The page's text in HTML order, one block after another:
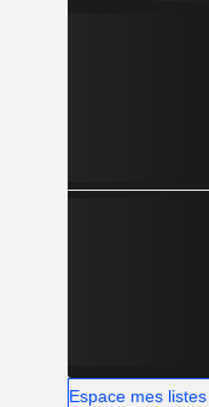
Espace mes listes